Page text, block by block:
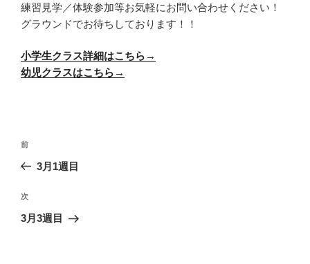
練習見学／体験参加等お気軽にお問い合わせください！
グラウンドでお待ちしております！！
小学生クラス詳細はこちら→
幼児クラスはこちら→
投
ビ
ゲ
前
の
稿
前
3月1週目
次
の
次
3月3週目